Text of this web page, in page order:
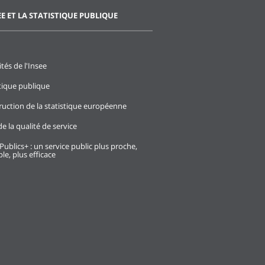
ET LA STATISTIQUE PUBLIQUE
de l'Insee
publique
de la statistique européenne
la qualité de service
: un service public plus proche,
plus efficace